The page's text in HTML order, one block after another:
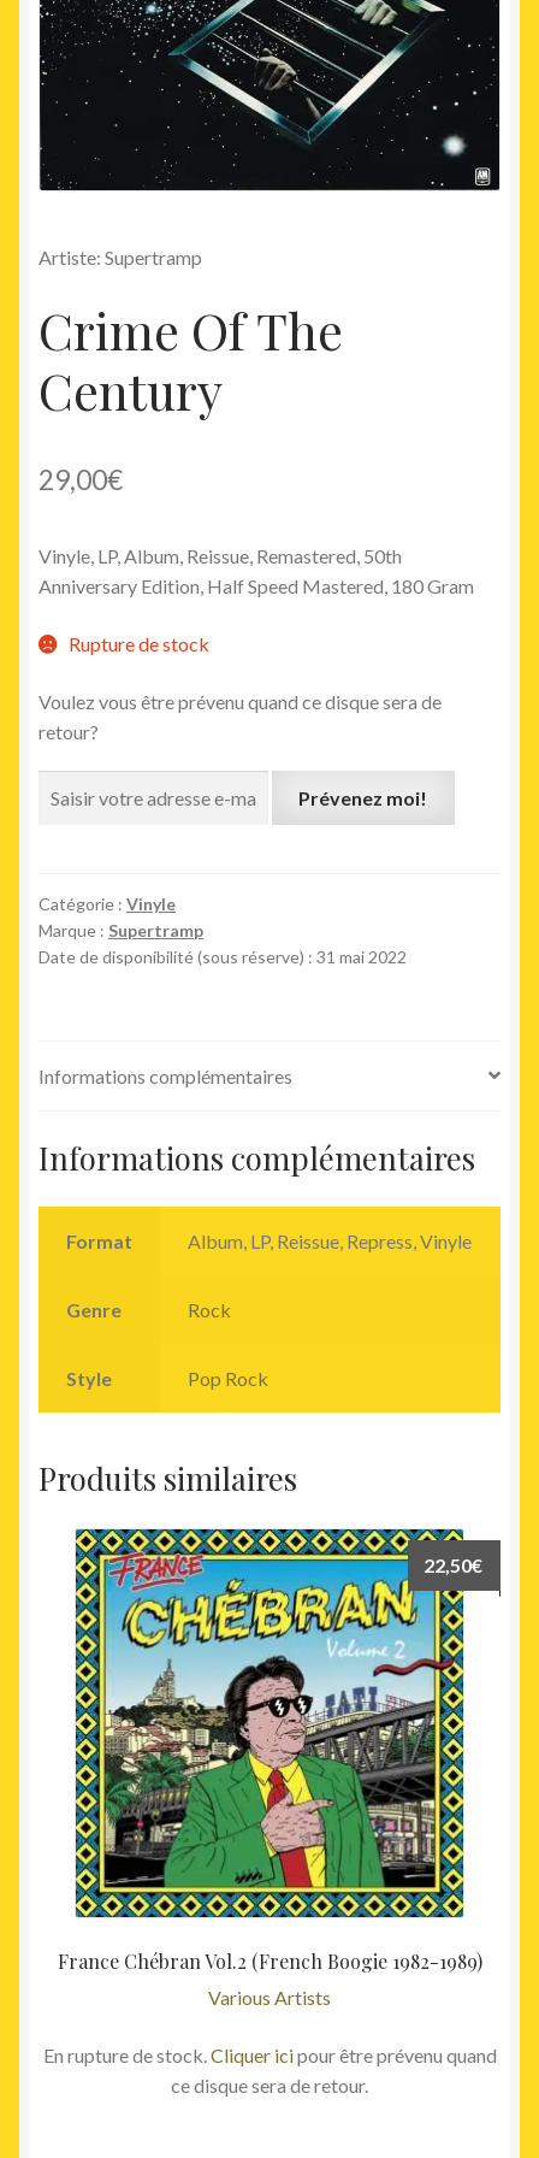
Artiste: Supertramp
Crime Of The
Century
29,00€
Vinyle, LP, Album, Reissue, Remastered, 50th
Anniversary Edition, Half Speed Mastered, 180 Gram
Rupture de stock
Voulez vous être prévenu quand ce disque sera de
retour?
Prévenez moi!
Catégorie : Vinyle
Marque : Supertramp
Date de disponibilité (sous réserve) : 31 mai 2022
Informations complémentaires
Informations complémentaires
Format Album, LP, Reissue, Repress, Vinyle
Genre Rock
Style Pop Rock
Produits similaires
France Chébran Vol.2 (French Boogie 1982-1989)
Various Artists
22,50€
En rupture de stock.Cliquer icipour être prévenu quand
ce disque sera de retour.